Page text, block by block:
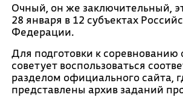
Очный, он же заключительный,
28 января в 12 субъектах
Федерации.
Для подготовки к соревнованию
советует воспользоваться
разделом официального сайта,
представлены архив заданий